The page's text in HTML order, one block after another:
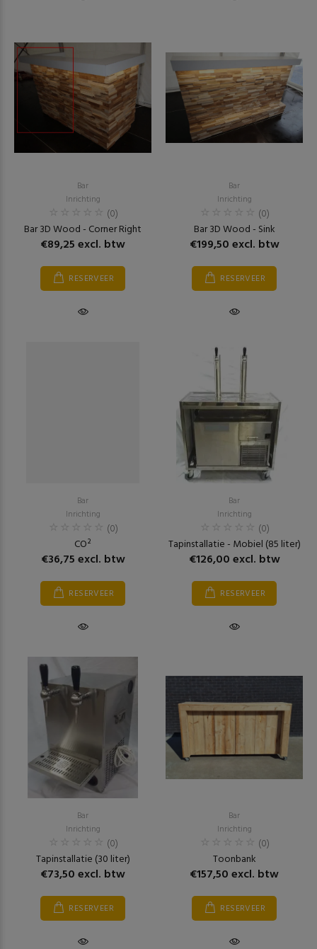
Bar
Inrichting
(0)
Bar 3D Wood - Corner Right
€89,25 excl. btw
RESERVEER
Bar
Inrichting
(0)
Bar 3D Wood - Sink
€199,50 excl. btw
RESERVEER
Bar
Inrichting
(0)
CO²
€36,75 excl. btw
RESERVEER
Bar
Inrichting
(0)
Tapinstallatie - Mobiel (85 liter)
€126,00 excl. btw
RESERVEER
Bar
Inrichting
(0)
Tapinstallatie (30 liter)
€73,50 excl. btw
RESERVEER
Bar
Inrichting
(0)
Toonbank
€157,50 excl. btw
RESERVEER